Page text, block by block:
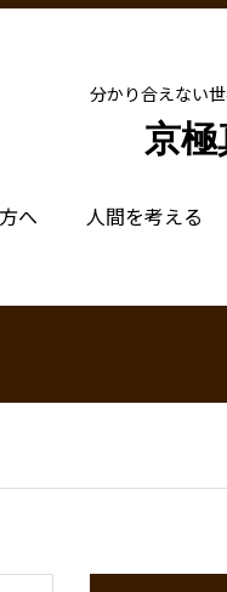
分かり合えない
京極
へ 人間を考える